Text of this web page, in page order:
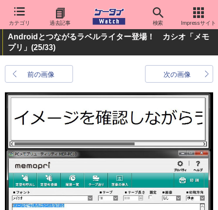
カテゴリ 過去記事 検索 Impressサイト
Androidとつながるラベルライター登場！ カシオ「メモ
プリ」 (25/33)
前の画像 次の画像